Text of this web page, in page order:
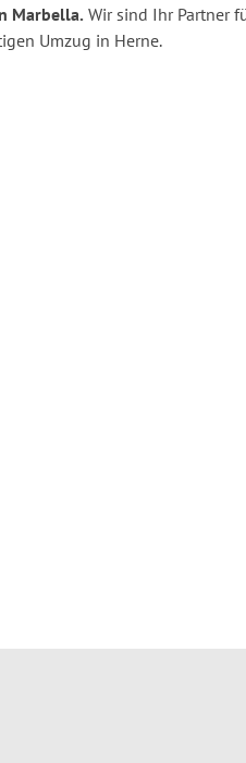
Marbella. Wir sind Ihr Partner
Umzug in Herne.